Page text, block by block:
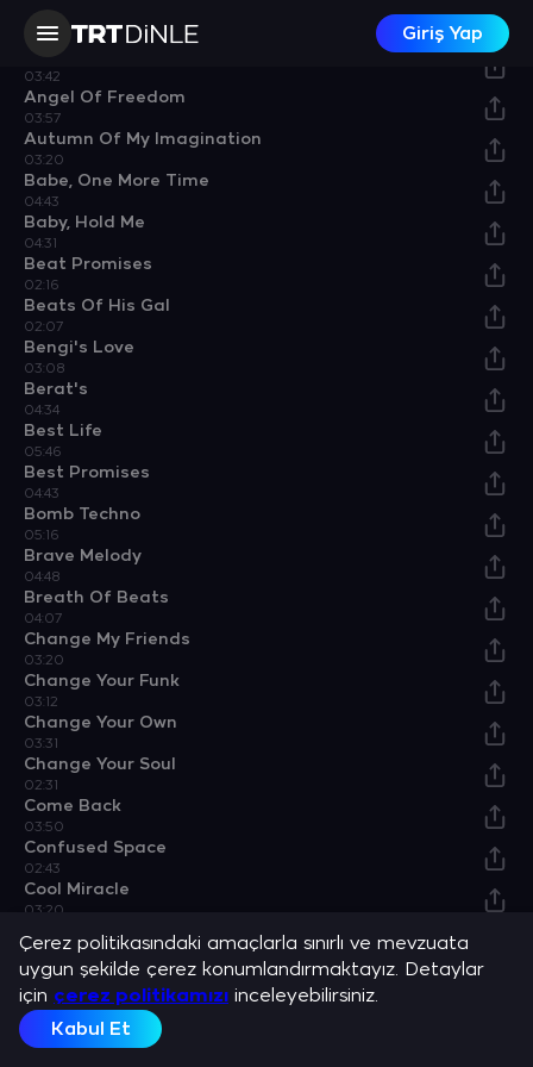
Giriş Yap
02:41
03:42
Angel Of Freedom
03:57
Autumn Of My Imagination
03:20
Babe, One More Time
04:43
Baby, Hold Me
04:31
Beat Promises
02:16
Beats Of His Gal
02:07
Bengi's Love
03:08
Berat's
04:34
Best Life
05:46
Best Promises
04:43
Bomb Techno
05:16
Brave Melody
04:48
Breath Of Beats
04:07
Change My Friends
03:20
Change Your Funk
03:12
Change Your Own
03:31
Change Your Soul
02:31
Come Back
03:50
Confused Space
02:43
Cool Miracle
03:20
Crazy Of Your Edge
03:12
Dance Feeling
04:17
Dance Of My Jam
04:17
Çerez politikasındaki amaçlarla sınırlı ve mevzuata
uygun şekilde çerez konumlandırmaktayız. Detaylar
için çerez politikamızı inceleyebilirsiniz.
Kabul Et